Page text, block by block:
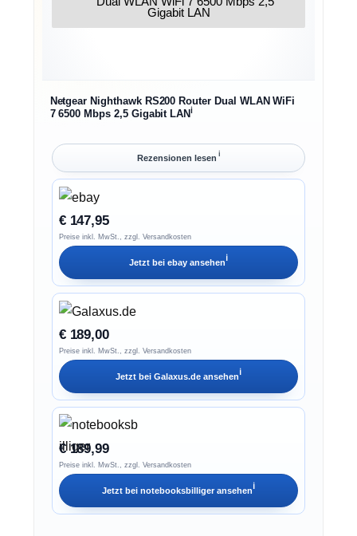
Netgear Nighthawk RS200 Router Dual WLAN WiFi
7 6500 Mbps 2,5 Gigabit LANℹ︎
Rezensionen lesen ℹ︎
€ 147,95
Preise inkl. MwSt., zzgl. Versandkosten
Jetzt bei ebay ansehenℹ︎
€ 189,00
Preise inkl. MwSt., zzgl. Versandkosten
Jetzt bei Galaxus.de ansehenℹ︎
€ 189,99
Preise inkl. MwSt., zzgl. Versandkosten
Jetzt bei notebooksbilligeransehenℹ︎